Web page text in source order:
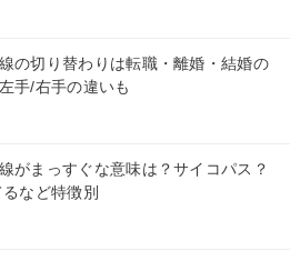
線の切り替わりは転職・離婚・結婚の
手/右手の違いも
がまっすぐな意味は？サイコパス？
など特徴別